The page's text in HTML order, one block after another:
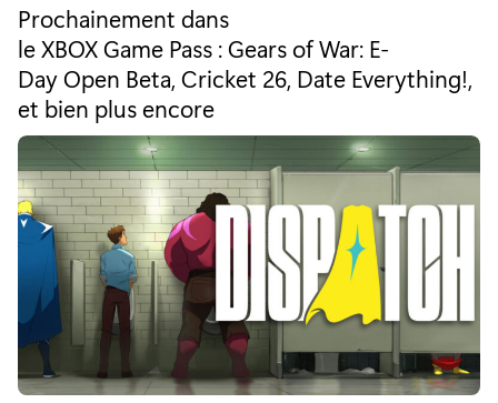
e
s
w
i
t
h
G
o
l
é
g
o
i
e
:
Prochainement dans
le XBOX Game Pass : Gears of War: E-
Day Open Beta, Cricket 26, Date Everything!,
et bien plus encore